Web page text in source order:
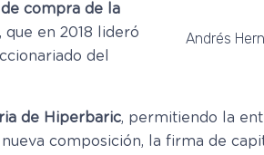
Andrés
compra de la
, que en 2018 lideró
del
de Hiperbaric, permitiendo la
composición, la firma de